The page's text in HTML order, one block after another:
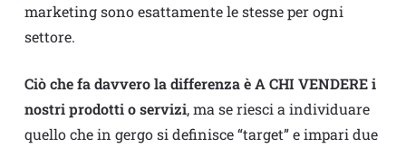
marketing sono esattamente le stesse per ogni
settore.
Ciò che fa davvero la differenza è A CHI VENDERE i
nostri prodotti o servizi, ma se riesci a individuare
quello che in gergo si definisce “target” e impari due